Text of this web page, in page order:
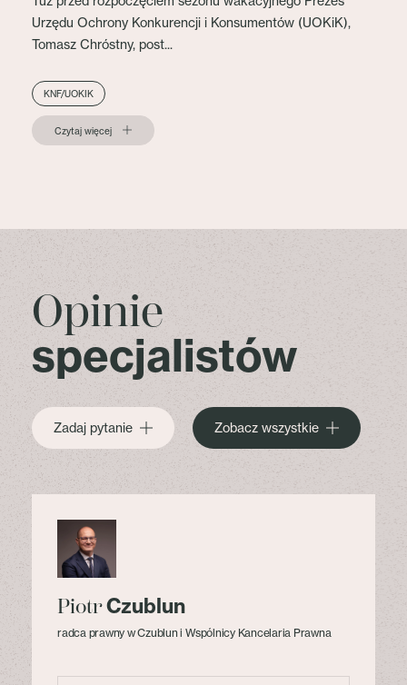
Urzędu Ochrony Konkurencji i Konsumentów (UOKiK),
Tomasz Chróstny, post...
KNF/UOKIK
Czytaj więcej
Opinie
specjalistów
Zadaj pytanie Zobacz wszystkie
PiotrCzublun
radca prawny w Czublun i Wspólnicy Kancelaria Prawna